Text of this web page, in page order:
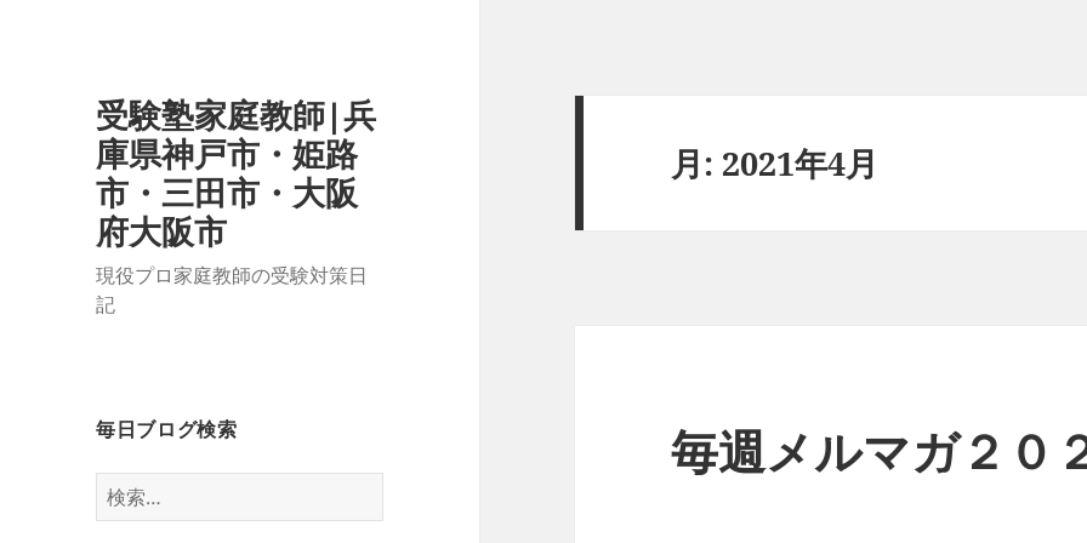
受験塾家庭教師|兵
庫県神戸市・姫路
市・三田市・大阪
府大阪市
現役プロ家庭教師の受験対策日
記
毎日ブログ検索
検
索:
月: 2021年4月
毎週メルマガ２０